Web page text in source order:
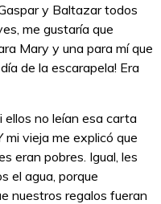
y Baltazar todos
me gustaría que
Mary y una para mí que
de la escarapela! Era
ellos no leían esa carta
mi vieja me explicó que
eran pobres. Igual, les
el agua, porque
nuestros regalos fueran